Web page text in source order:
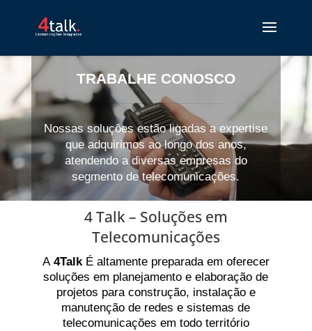
TRABALHE CONOSCO
Nossas soluções estão ligadas a expertise
que adquirimos ao longo dos anos,
atendendo a diversas empresas do
segmento de telecomunicações.
4 Talk – Soluções em
Telecomunicações
A 4TalkÉ altamente preparada em oferecer
soluções em planejamento e elaboração de
projetos para construção, instalação e
manutenção de redes e sistemas de
telecomunicações em todo território